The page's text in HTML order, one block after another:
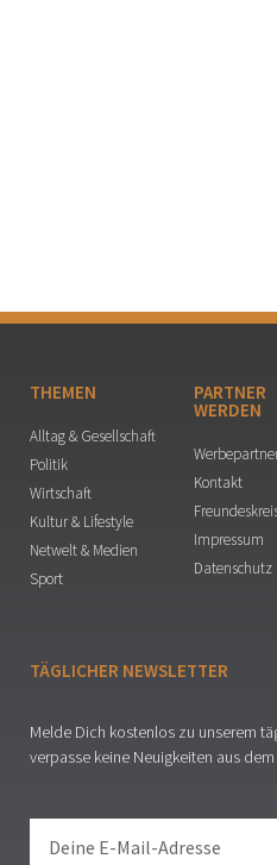
THEMEN
Alltag & Gesellschaft
Politik
Wirtschaft
Kultur & Lifestyle
Netwelt & Medien
Sport
PARTNER
WERDEN
Kontakt
Impressum
Datenschutz
TÄGLICHER NEWSLETTER
Melde Dich kostenlos zu unserem
verpasse keine Neuigkeiten aus